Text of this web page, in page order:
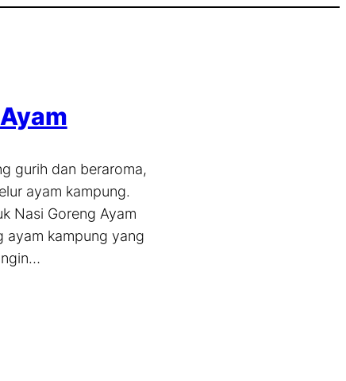
gurih dan beraroma,
ayam kampung.
Nasi Goreng Ayam
ayam kampung yang